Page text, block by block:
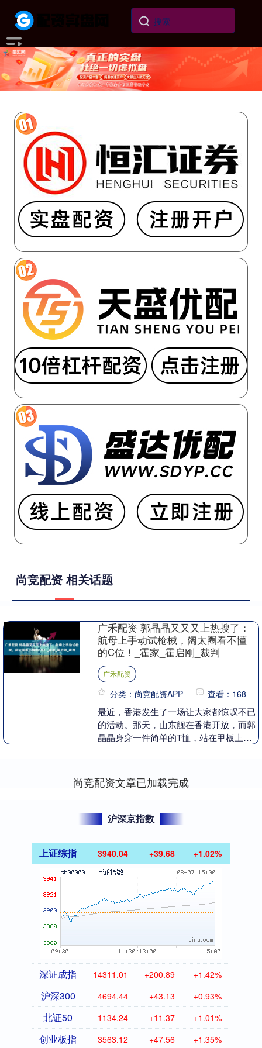
尚竞配资 相关话题
广禾配资 郭晶晶又又又上热搜了：
航母上手动试枪械，阔太圈看不懂
的C位！_霍家_霍启刚_裁判
广禾配资
分类：尚竞配资APP 查看：168
最近，香港发生了一场让大家都惊叹不已
的活动。那天，山东舰在香港开放，而郭
晶晶身穿一件简单的T恤，站在甲板上，
尚竞配资文章已加载完成
沪深京指数
上证综指 3940.04 +39.68 +1.02%
深证成指 14311.01 +200.89 +1.42%
沪深300 4694.44 +43.13 +0.93%
北证50 1134.24 +11.37 +1.01%
创业板指 3563.12 +47.56 +1.35%